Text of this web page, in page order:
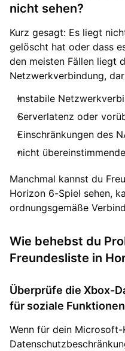
nicht sehen?
Kurz gesagt: Es liegt
gelöscht hat oder dass
den meisten Fällen liegt
Netzwerkverbindung,
Instabile
Serverlatenz oder
Einschränkungen des
nicht
Manchmal kannst du
Horizon 6-Spiel sehen,
ordnungsgemäße
Wie behebst du
Freundesliste in
Überprüfe die Xbox-
für soziale Funktionen
Wenn für dein Microsoft-